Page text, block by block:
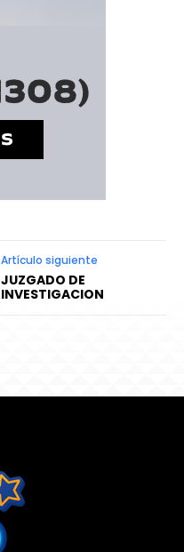
Artículo siguiente
JUZGADO DE
INVESTIGACION